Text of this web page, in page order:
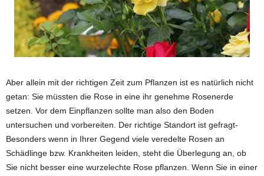
Aber allein mit der richtigen Zeit zum Pflanzen ist es natürlich nicht
getan: Sie müssten die Rose in eine ihr genehme Rosenerde
setzen. Vor dem Einpflanzen sollte man also den Boden
untersuchen und vorbereiten. Der richtige Standort ist gefragt-
Besonders wenn in Ihrer Gegend viele veredelte Rosen an
Schädlinge bzw. Krankheiten leiden, steht die Überlegung an, ob
Sie nicht besser eine wurzelechte Rose pflanzen. Wenn Sie in einer